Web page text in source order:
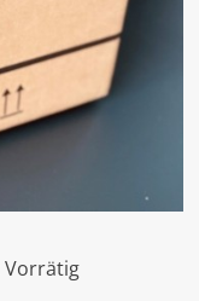
Vorrätig